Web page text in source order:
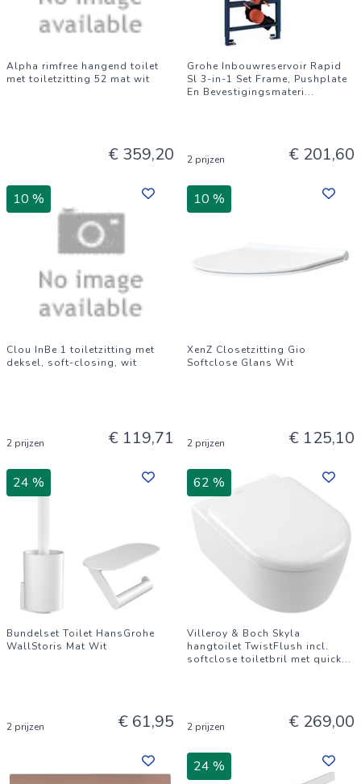
Alpha rimfree hangend toilet
met toiletzitting 52 mat wit
€ 359,20
Grohe Inbouwreservoir Rapid
Sl 3-in-1 Set Frame, Pushplate
En Bevestigingsmateri...
2 prijzen € 201,60
10 %
Clou InBe 1 toiletzitting met
deksel, soft-closing, wit
2 prijzen € 119,71
10 %
XenZ Closetzitting Gio
Softclose Glans Wit
2 prijzen € 125,10
24 %
Bundelset Toilet HansGrohe
WallStoris Mat Wit
2 prijzen € 61,95
62 %
Villeroy & Boch Skyla
hangtoilet TwistFlush incl.
softclose toiletbril met quick...
2 prijzen € 269,00
24 %